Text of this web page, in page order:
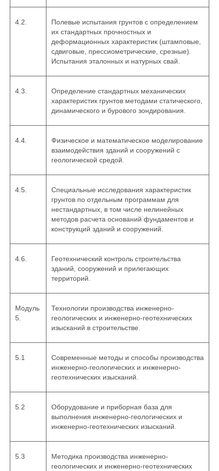
4.2.
Полевые испытания грунтов с определением
их стандартных прочностных и
деформационных характеристик (штамповые,
сдвиговые, прессиометрические, срезные).
Испытания эталонных и натурных свай.
4.3.
Определение стандартных механических
характеристик грунтов методами статического,
динамического и бурового зондирования.
4.4.
Физическое и математическое моделирование
взаимодействия зданий и сооружений с
геологической средой.
4.5.
Специальные исследования характеристик
грунтов по отдельным программам для
нестандартных, в том числе нелинейных
методов расчета оснований фундаментов и
конструкций зданий и сооружений.
4.6.
Геотехнический контроль строительства
зданий, сооружений и прилегающих
территорий.
Модуль
5.
Технологии производства инженерно-
геологических и инженерно-геотехнических
изысканий в строительстве.
5.1
Современные методы и способы производства
инженерно-геологических и инженерно-
геотехнических изысканий.
5.2
Оборудование и приборная база для
выполнения инженерно-геологических и
инженерно-геотехнических изысканий.
5.3
Методика производства инженерно-
геологических и инженерно-геотехнических